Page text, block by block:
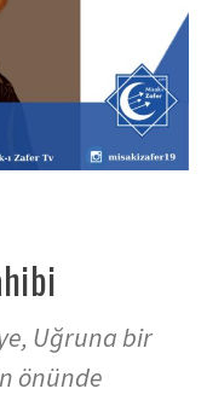
Uğruna bir
önünde